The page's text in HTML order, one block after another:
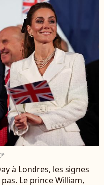
à Londres, les signes
Le prince William,